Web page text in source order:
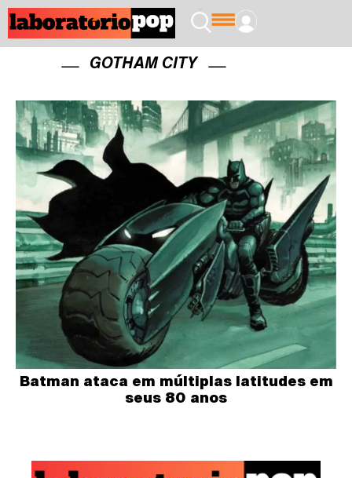
GOTHAM CITY
Batman ataca em múltiplas latitudes em
seus 80 anos